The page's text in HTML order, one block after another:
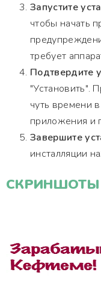
Запустите
чтобы начать
требует
Подтвердите
"Установить".
чуть времени
приложения и
Завершите
инсталляции
СКРИНШОТЫ